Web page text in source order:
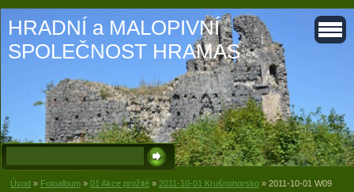
HRADNÍ a MALOPIVNÍ
SPOLEČNOST HRAMAS
Úvod » Fotoalbum » 01 Akce prožité » 2011-10-01 Krušnohorsko » 2011-10-01 W09